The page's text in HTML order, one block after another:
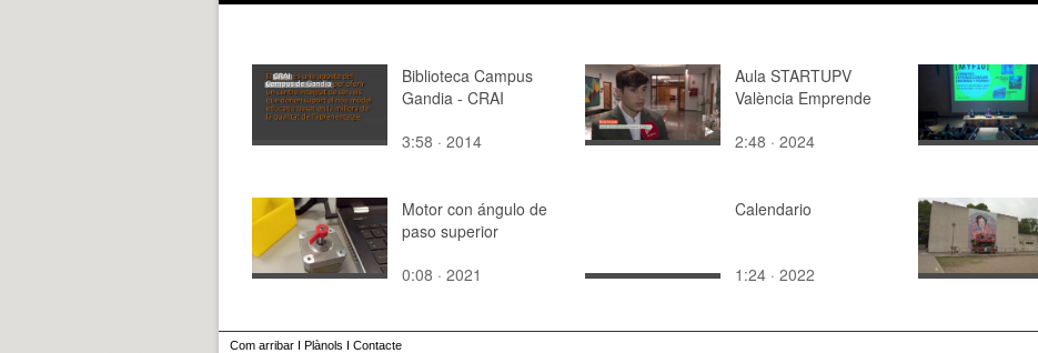
Biblioteca Campus
Gandia - CRAI
3:58 · 2014
Aula STARTUPV
València Emprende
2:48 · 2024
Motor con ángulo de
paso superior
0:08 · 2021
Calendario
1:24 · 2022
Com arribar I Plànols I Contacte